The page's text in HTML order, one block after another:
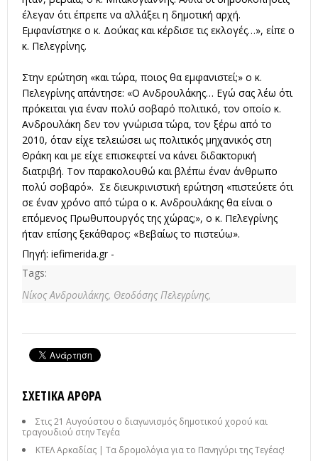
έλεγαν ότι έπρεπε να αλλάξει η δημοτική αρχή.
Εμφανίστηκε ο κ. Δούκας και κέρδισε τις εκλογές…», είπε ο
κ. Πελεγρίνης.
Στην ερώτηση «και τώρα, ποιος θα εμφανιστεί;» ο κ.
Πελεγρίνης απάντησε: «Ο Ανδρουλάκης… Εγώ σας λέω ότι
πρόκειται για έναν πολύ σοβαρό πολιτικό, τον οποίο κ.
Ανδρουλάκη δεν τον γνώρισα τώρα, τον ξέρω από το
2010, όταν είχε τελειώσει ως πολιτικός μηχανικός στη
Θράκη και με είχε επισκεφτεί να κάνει διδακτορική
διατριβή. Τον παρακολουθώ και βλέπω έναν άνθρωπο
πολύ σοβαρό». Σε διευκρινιστική ερώτηση «πιστεύετε ότι
σε έναν χρόνο από τώρα ο κ. Ανδρουλάκης θα είναι ο
επόμενος Πρωθυπουργός της χώρας;», ο κ. Πελεγρίνης
ήταν επίσης ξεκάθαρος: «Βεβαίως το πιστεύω».
Πηγή: iefimerida.gr-
Tags:
Νίκος Ανδρουλάκης, Θεοδόσης Πελεγρίνης,
ΣΧΕΤΙΚΆ ΆΡΘΡΑ
Στις 21 Αυγούστου ο διαγωνισμός δημοτικού χορού και
τραγουδιού στην Τεγέα
ΚΤΕΛ Αρκαδίας | Τα δρομολόγια για το Πανηγύρι της Τεγέας!